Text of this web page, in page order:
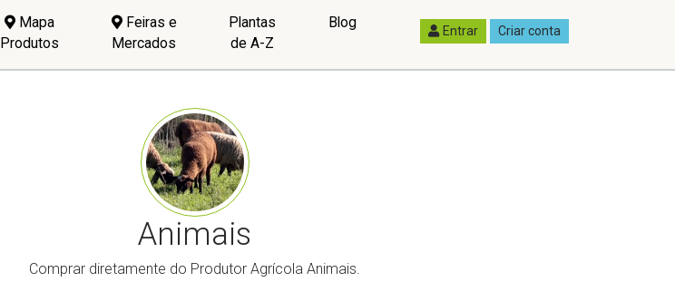
Mapa
Produtos
Feiras e
Mercados
Plantas
de A-Z
Blog Entrar Criar conta
Animais
Comprar diretamente do Produtor Agrícola Animais.